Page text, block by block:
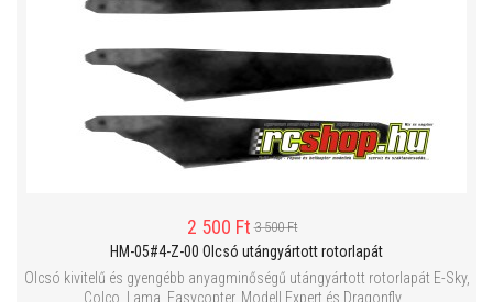
2 500 Ft 3 500 Ft
HM-05#4-Z-00 Olcsó utángyártott rotorlapát
Olcsó kivitelű és gyengébb anyagminőségű utángyártott rotorlapát E-Sky,
Colco, Lama, Easycopter, Modell Expert és Dragonfly...